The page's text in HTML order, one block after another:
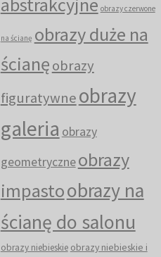
obrazy czerwone
na ścianę obrazy duże na
ścianęobrazy
figuratywneobrazy
galeria obrazy
geometryczneobrazy
impastoobrazy na
ścianę do salonu
obrazy niebieskie obrazy niebieskie i